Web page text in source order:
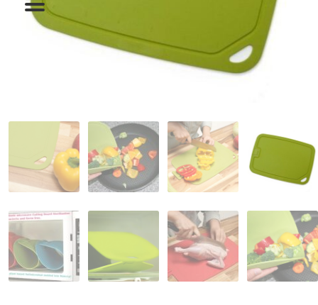
המותגים שלנו
מתנות לחנוכת בית
מתנות למטבח
תשלום